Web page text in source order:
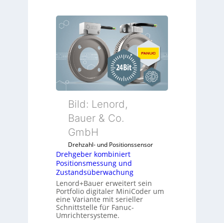
Bild: Lenord,
Bauer & Co.
GmbH
Drehzahl- und Positionssensor
Drehgeber kombiniert
Positionsmessung und
Zustandsüberwachung
Lenord+Bauer erweitert sein
Portfolio digitaler MiniCoder um
eine Variante mit serieller
Schnittstelle für Fanuc-
Umrichtersysteme.